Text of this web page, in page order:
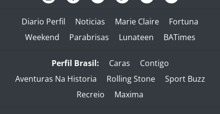
Diario Perfil Noticias Marie Claire
Fortuna
Weekend
Parabrisas Lunateen BATimes
Perfil Brasil: Caras
Contigo
Aventuras Na Historia
Rolling Stone
Sport Buzz
Recreio
Maxima